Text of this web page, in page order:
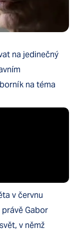
na jedinečný
na téma
v červnu
Gabor
v němž